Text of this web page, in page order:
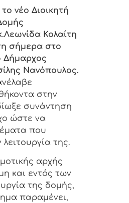
νέο Διοικητή
Κολαίτη
σήμερα στο
Δήμαρχος
Νανόπουλος.
στην
συνάντηση
ώστε να
που
της.
αρχής
και εντός των
της δομής,
παραμένει,